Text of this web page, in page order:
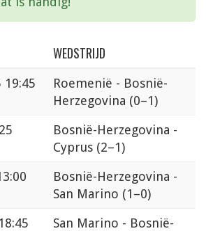
WEDSTRIJD
19:45
Roemenië - Bosnië-
Herzegovina (0–1)
Bosnië-Herzegovina -
Cyprus (2–1)
Bosnië-Herzegovina -
San Marino (1–0)
San Marino - Bosnië-